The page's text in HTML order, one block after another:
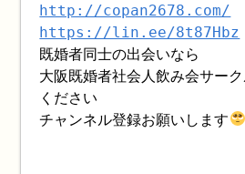
http://copan2678.com/
https://lin.ee/8t87Hbz
既婚者同士の出会いなら
大阪既婚者社会人飲み会サー
ください
チャンネル登録お願いします